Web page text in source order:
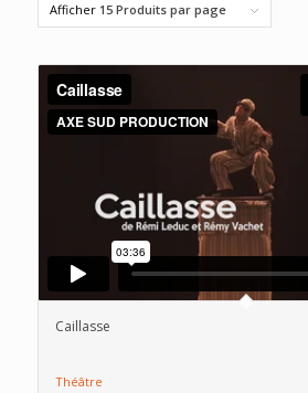
Afficher 15 Produits par page
Caillasse
Théâtre